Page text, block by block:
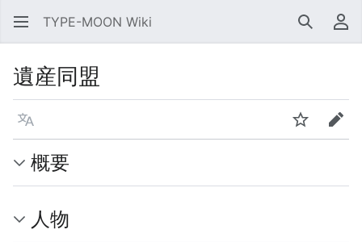
TYPE-MOON Wiki 検索 利
遺産同盟
言語 ウォッチ編集
概要
人物